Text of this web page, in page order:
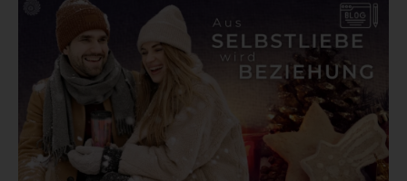
„Selbstliebe“
„Beziehung“